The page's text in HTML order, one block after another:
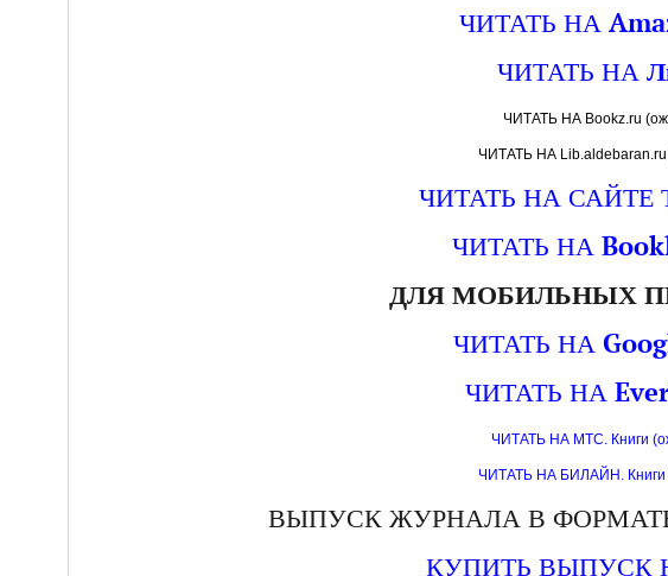
ЧИТАТЬ НА
ЧИТАТЬ НА
ЧИТАТЬ НА Bookz.ru
ЧИТАТЬ НА Lib.aldebaran.ru
ЧИТАТЬ НА САЙТЕ
ЧИТАТЬ НА
ДЛЯ МОБИЛЬНЫХ
ЧИТАТЬ НА
ЧИТАТЬ НА
ЧИТАТЬ НА МТС. Книги
ЧИТАТЬ НА БИЛАЙН. Книги
ВЫПУСК ЖУРНАЛА В ФОРМАТЕ
КУПИТЬ ВЫПУСК